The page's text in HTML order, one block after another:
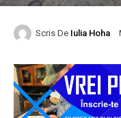
Scris De Iulia Hoha